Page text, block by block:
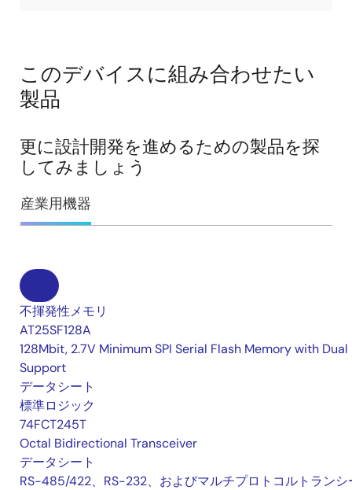
このデバイスに組み合わせたい
製品
更に設計開発を進めるための製品を探
してみましょう
産業用機器
不揮発性メモリ
AT25SF128A
128Mbit, 2.7V Minimum SPI Serial Flash Memory with Dual
Support
データシート
標準ロジック
74FCT245T
Octal Bidirectional Transceiver
データシート
RS-485/422、RS-232、およびマルチプロトコルトランシ